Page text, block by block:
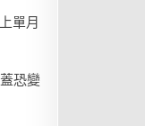
單月
恐變